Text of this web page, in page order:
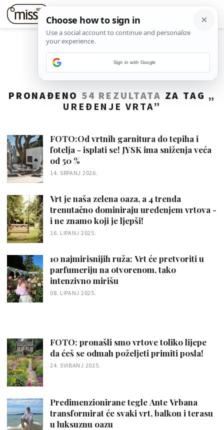
PRONAĐENO 54 REZULTATA ZA TAG „
UREĐENJE VRTA”
FOTO:Od vrtnih garnitura do tepiha i
fotelja - isplati se! JYSK ima sniženja veća
od 50 %
14. SRPANJ 2026.
Vrt je naša zelena oaza, a 4 trenda
trenutačno dominiraju uređenjem vrtova -
i ne znamo koji je ljepši!
16. LIPANJ 2025.
10 najmirisnijih ruža: Vrt će pretvoriti u
parfumeriju na otvorenom, tako
intenzivno mirišu
08. LIPANJ 2025.
FOTO: pronašli smo vrtove toliko lijepe
da ćeš se odmah poželjeti primiti posla!
24. SVIBANJ 2025.
Predimenzionirane tegle Ante Vrbana
transformirat će svaki vrt, balkon i terasu
u luksuznu oazu
Sign in with Google